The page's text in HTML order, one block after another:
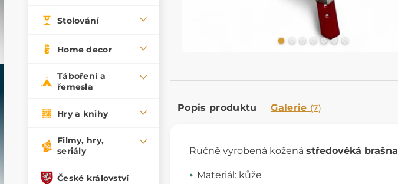
Stolování
Home decor
Táboření a
řemesla
Hry a knihy
Filmy, hry,
seriály
České království
Popis produktu Galerie (7)
Ručně vyrobená kožená středověká brašna
Materiál: kůže